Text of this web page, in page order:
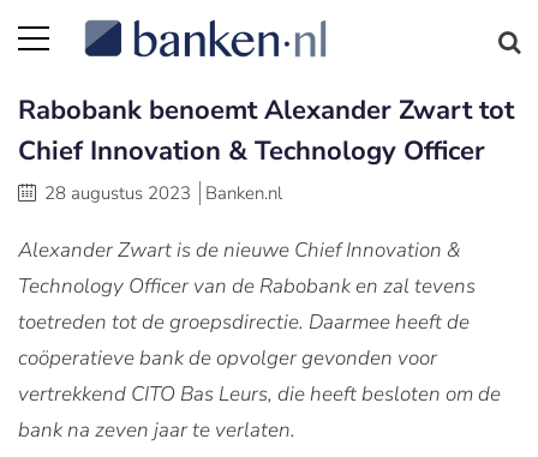
Rabobank benoemt Alexander Zwart tot
Chief Innovation & Technology Officer
28 augustus 2023 Banken.nl
Alexander Zwart is de nieuwe Chief Innovation &
Technology Officer van de Rabobank en zal tevens
toetreden tot de groepsdirectie. Daarmee heeft de
coöperatieve bank de opvolger gevonden voor
vertrekkend CITO Bas Leurs, die heeft besloten om de
bank na zeven jaar te verlaten.